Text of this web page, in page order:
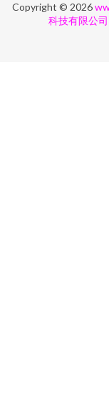
Copyright © 2026
科技有限公司